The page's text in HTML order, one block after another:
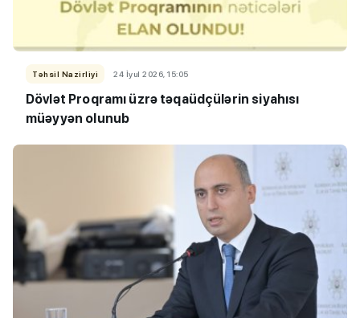
Təhsil Nazirliyi 24 İyul 2026, 15:05
Dövlət Proqramı üzrə təqaüdçülərin siyahısı
müəyyən olunub